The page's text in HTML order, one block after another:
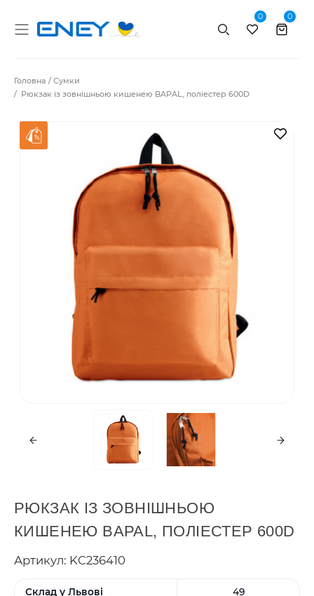
Пошук
0 0
Головна
Сумки
Рюкзак із зовнішньою кишенею BAPAL, поліестер 600D
В
РЮКЗАК ІЗ ЗОВНІШНЬОЮ
КИШЕНЕЮ BAPAL, ПОЛІЕСТЕР 600D
Артикул: KC236410
Склад у Львові 49